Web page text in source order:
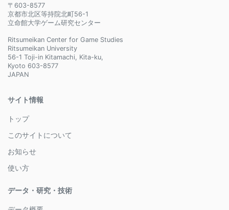
〒603-8577
京都市北区等持院北町56-1
立命館大学ゲーム研究センター
Ritsumeikan Center for Game Studies
Ritsumeikan University
56-1 Toji-in Kitamachi, Kita-ku,
Kyoto 603-8577
JAPAN
サイト情報
トップ
このサイトについて
お知らせ
使い方
データ・研究・技術